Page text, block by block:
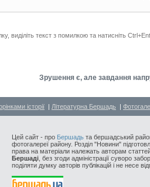
виділіть текст з помилкою та натисніть
Зрушення є, але завдання
історії | Літературна Бершадь |
Цей сайт - про Бершадь та бершадський
фотогалереї району. Розділ "Новини"
права на матеріали належать авторам
Бершаді , без згоди адміністрації суворо
поділяти думку авторів публікацій і не несе